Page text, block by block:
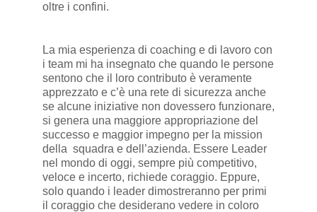
oltre i confini.
La mia esperienza di coaching e di lavoro con
i team mi ha insegnato che quando le persone
sentono che il loro contributo è veramente
apprezzato e c’è una rete di sicurezza anche
se alcune iniziative non dovessero funzionare,
si genera una maggiore appropriazione del
successo e maggior impegno per la mission
della squadra e dell’azienda. Essere Leader
nel mondo di oggi, sempre più competitivo,
veloce e incerto, richiede coraggio. Eppure,
solo quando i leader dimostreranno per primi
il coraggio che desiderano vedere in coloro